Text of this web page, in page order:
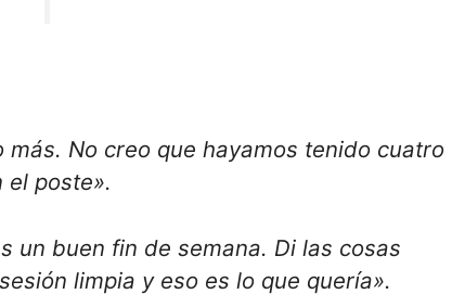
No creo que hayamos tenido cuatro
el poste».
un buen fin de semana. Di las cosas
limpia y eso es lo que quería».